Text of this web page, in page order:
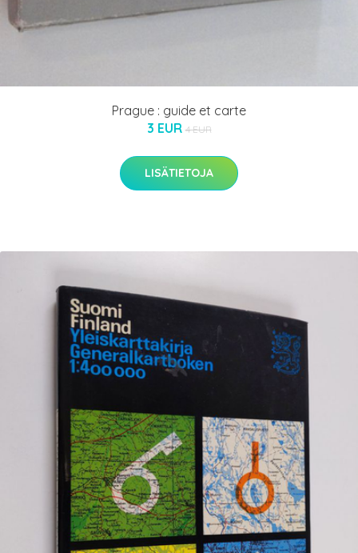
Prague : guide et carte
3 EUR 4 EUR
LISÄTIETOJA